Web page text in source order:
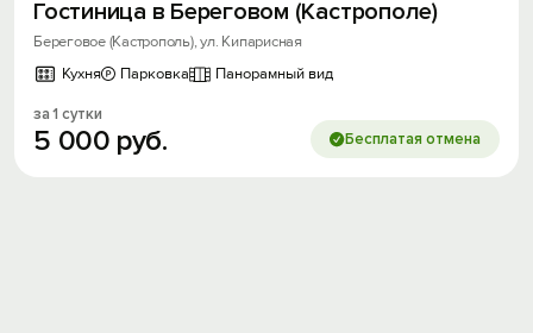
Гостиница в Береговом (Кастрополе)
Береговое (Кастрополь), ул. Кипарисная
Кухня
Парковка Панорамный вид
за 1 сутки
5 000 руб. Бесплатая отмена